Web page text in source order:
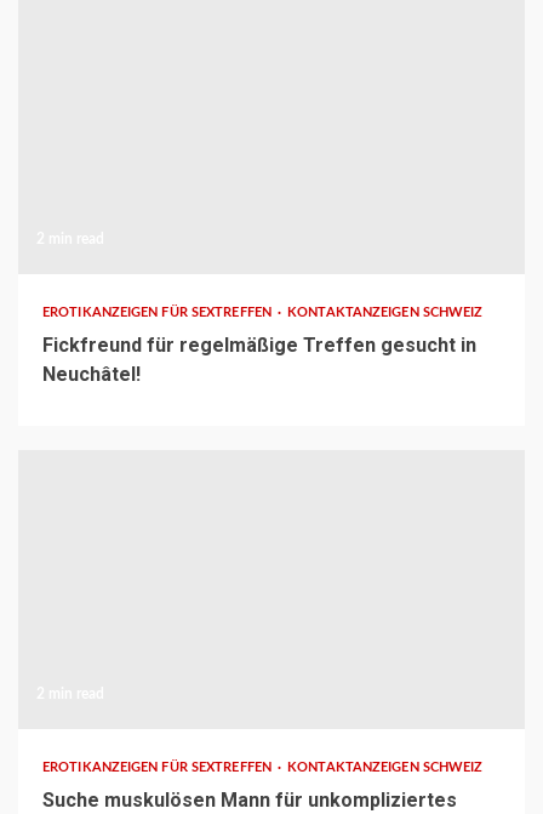
EROTIKANZEIGEN FÜR SEXTREFFEN KONTAKTANZEIGEN SCHWEIZ
Fickfreund für regelmäßige Treffen gesucht in
Neuchâtel!
EROTIKANZEIGEN FÜR SEXTREFFEN KONTAKTANZEIGEN SCHWEIZ
Suche muskulösen Mann für unkompliziertes